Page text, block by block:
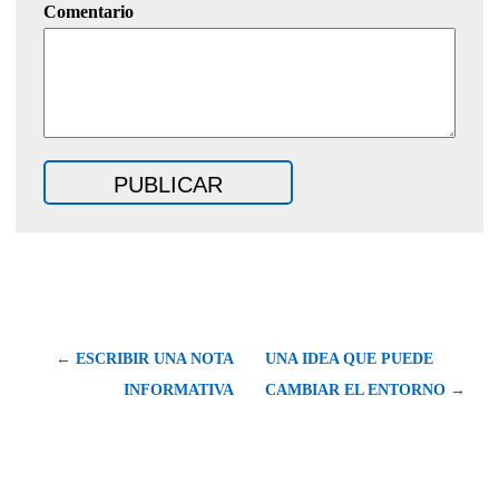
Comentario
← ESCRIBIR UNA NOTA
INFORMATIVA
UNA IDEA QUE PUEDE
CAMBIAR EL ENTORNO →